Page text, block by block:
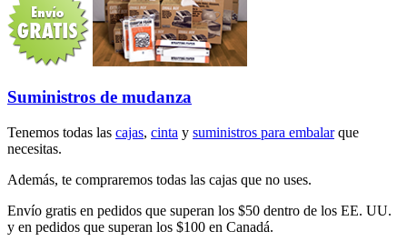
Suministros de mudanza
Tenemos todas las cajas, cinta y suministros para embalarque
necesitas.
Además, te compraremos todas las cajas que no uses.
Envío gratis en pedidos que superan los $50 dentro de los EE. UU.
y en pedidos que superan los $100 en Canadá.